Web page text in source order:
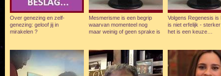
Over genezing en zelf-
genezing: geloof jij in
mirakelen ?
Mesmerisme is een begrip
waarvan momenteel nog
maar weinig of geen sprake is
Volgens Regenesis is
is niet erfelijk -
het is een keuze…